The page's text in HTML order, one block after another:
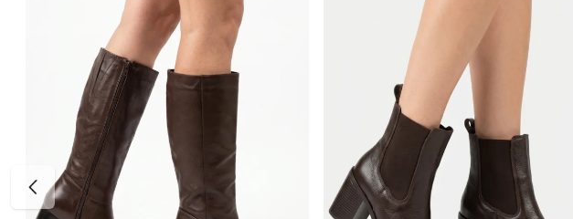
Solado: Emborrachado antiderrapante
Palmilha: Macia e confortável
Estilo: Elegante, moderno e sofisticado
Tabela de medidas:
34 — aproximadamente 22,6 cm
35 — aproximadamente 23,3 cm
36 — aproximadamente 24,0 cm
37 — aproximadamente 24,6 cm
38 — aproximadamente 25,3 cm
39 — aproximadamente 26,0 cm